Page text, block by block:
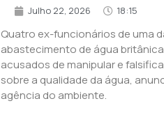
Julho 22, 2026 18:15
Quatro ex-funcionários de uma
abastecimento de água
acusados de manipular e
sobre a qualidade da água,
agência do ambiente.